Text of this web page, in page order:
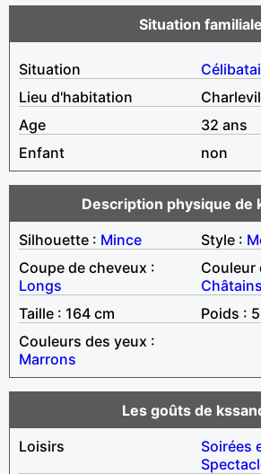
Situation familiale
Situation
Lieu d'habitation
Age
32 ans
Enfant
non
Description physique de
Silhouette : Mince Style :
Coupe de cheveux :
Longs
Couleur
Châtains
Taille : 164 cm
Poids :
Couleurs des yeux :
Marrons
Les goûts de
Loisirs
Soirées